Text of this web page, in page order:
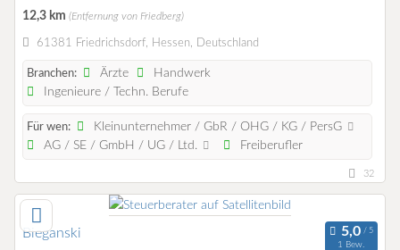
12,3 km (Entfernung von Friedberg)
61381 Friedrichsdorf, Hessen, Deutschland
Branchen: Ärzte
Handwerk
Ingenieure / Techn. Berufe
Für wen:
Kleinunternehmer / GbR / OHG / KG / PersG
AG / SE / GmbH / UG / Ltd.
Freiberufler
32
Bieganski
1 Bew.